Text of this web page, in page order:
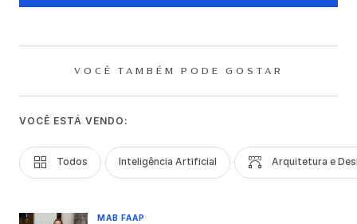
VOCÊ TAMBÉM PODE GOSTAR
VOCÊ ESTÁ VENDO:
Todos Inteligência Artificial Arquitetura e
MAB FAAP